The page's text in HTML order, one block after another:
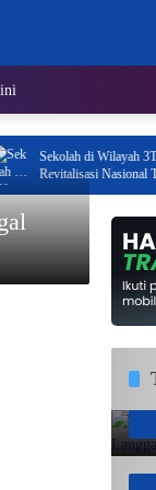
Sekolah di Wilayah 3T
Revitalisasi Nasional Tahun